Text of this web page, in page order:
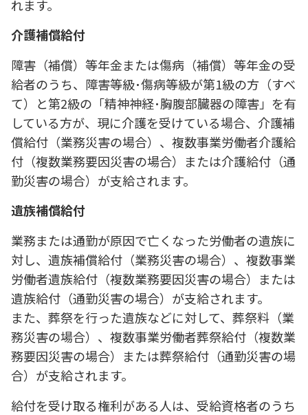
れます。
介護補償給付
障害（補償）等年金または傷病（補償）等年金の受
給者のうち、障害等級･傷病等級が第1級の方（すべ
て）と第2級の「精神神経･胸腹部臓器の障害」を有
している方が、現に介護を受けている場合、介護補
償給付（業務災害の場合）、複数事業労働者介護給
付（複数業務要因災害の場合）または介護給付（通
勤災害の場合）が支給されます。
遺族補償給付
業務または通勤が原因で亡くなった労働者の遺族に
対し、遺族補償給付（業務災害の場合）、複数事業
労働者遺族給付（複数業務要因災害の場合）または
遺族給付（通勤災害の場合）が支給されます。
また、葬祭を行った遺族などに対して、葬祭料（業
務災害の場合）、複数事業労働者葬祭給付（複数業
務要因災害の場合）または葬祭給付（通勤災害の場
合）が支給されます。
給付を受け取る権利がある人は、受給資格者のうち